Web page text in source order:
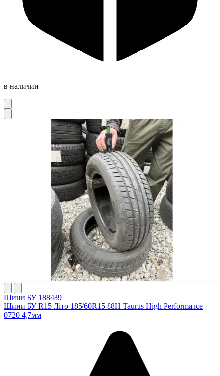
в наличии
Шини БУ 188489
Шини БУ R15 Літо 185/60R15 88H Taurus High Performance
0720 4,7мм